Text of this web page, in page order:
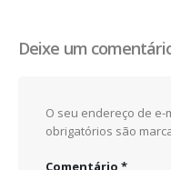
Deixe um
O seu endereço de
obrigatórios são
Comentário *